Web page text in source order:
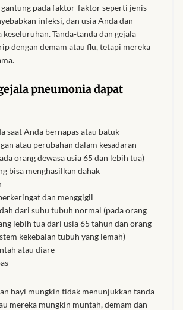
African Accessories for Kids
African Dungarees for Girls
Girls
African Tops & T- shirts for
Girls
African kids Shirts for Boys
African Blazers & Jackets
for Boys
pada faktor-faktor seperti jenis
infeksi, dan usia Anda dan
keseluruhan. Tanda-tanda dan gejala
dengan demam atau flu, tetapi mereka
pneumonia dapat
saat Anda bernapas atau batuk
atau perubahan dalam kesadaran
orang dewasa usia 65 dan lebih tua)
bisa menghasilkan dahak
dan menggigil
dari suhu tubuh normal (pada orang
lebih tua dari usia 65 tahun dan orang
kekebalan tubuh yang lemah)
atau diare
bayi mungkin tidak menunjukkan tanda-
mereka mungkin muntah, demam dan